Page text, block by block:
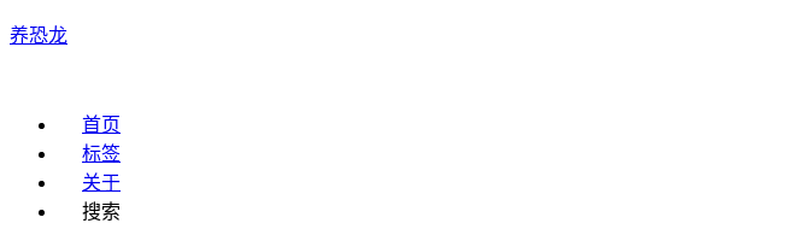
养恐龙
首页
标签
关于
搜索